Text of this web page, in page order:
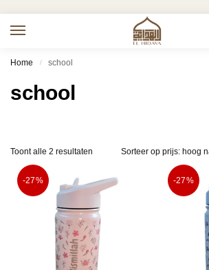
Home / school
school
Toont alle 2 resultaten
-27% -27%